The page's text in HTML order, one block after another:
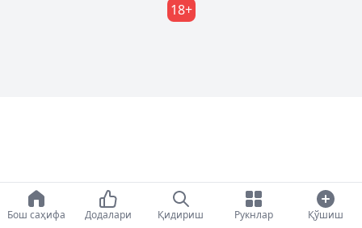
18+
Бош саҳифа Додалари Қидириш Рукнлар Қўшиш